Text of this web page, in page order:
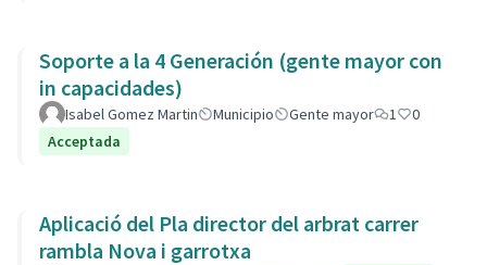
Soporte a la 4 Generación (gente mayor con
in capacidades)
Isabel Gomez Martin Municipio Gente mayor 1
0
Acceptada
Aplicació del Pla director del arbrat carrer
rambla Nova i garrotxa